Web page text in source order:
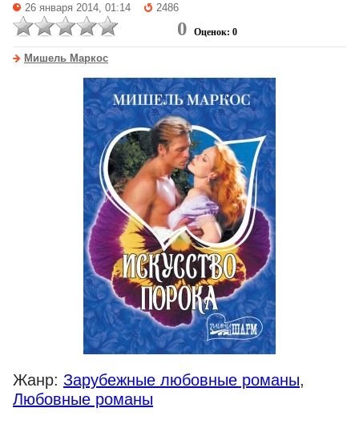
26 января 2014, 01:14 2486
0 Оценок: 0
Мишель Маркос
Жанр: Зарубежные любовные романы,
Любовные романы